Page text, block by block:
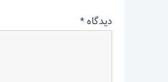
دیدگاه*